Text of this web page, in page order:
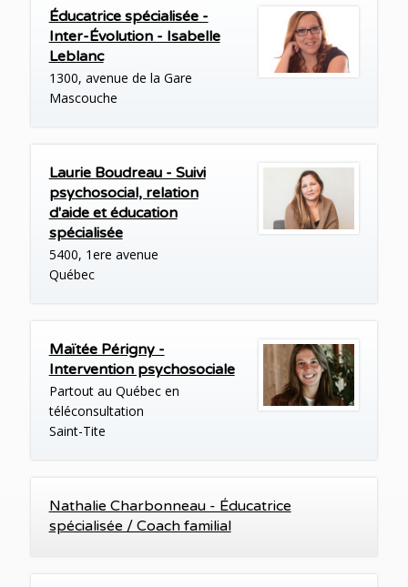
Éducatrice spécialisée -
Inter-Évolution - Isabelle
Leblanc
1300, avenue de la Gare
Mascouche
Laurie Boudreau - Suivi
psychosocial, relation
d'aide et éducation
spécialisée
5400, 1ere avenue
Québec
Maïtée Périgny -
Intervention psychosociale
Partout au Québec en
téléconsultation
Saint-Tite
Nathalie Charbonneau - Éducatrice
spécialisée / Coach familial